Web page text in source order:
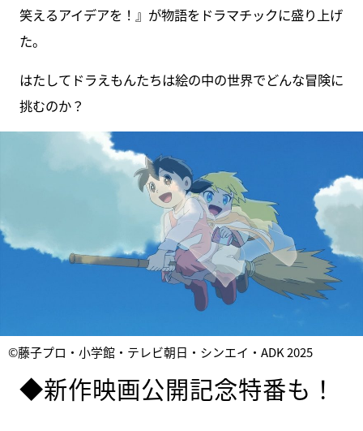
笑えるアイデアを！』が物語をドラマチックに盛り上げ
た。
はたしてドラえもんたちは絵の中の世界でどんな冒険に
挑むのか？
©藤子プロ・小学館・テレビ朝日・シンエイ・ADK 2025
◆新作映画公開記念特番も！